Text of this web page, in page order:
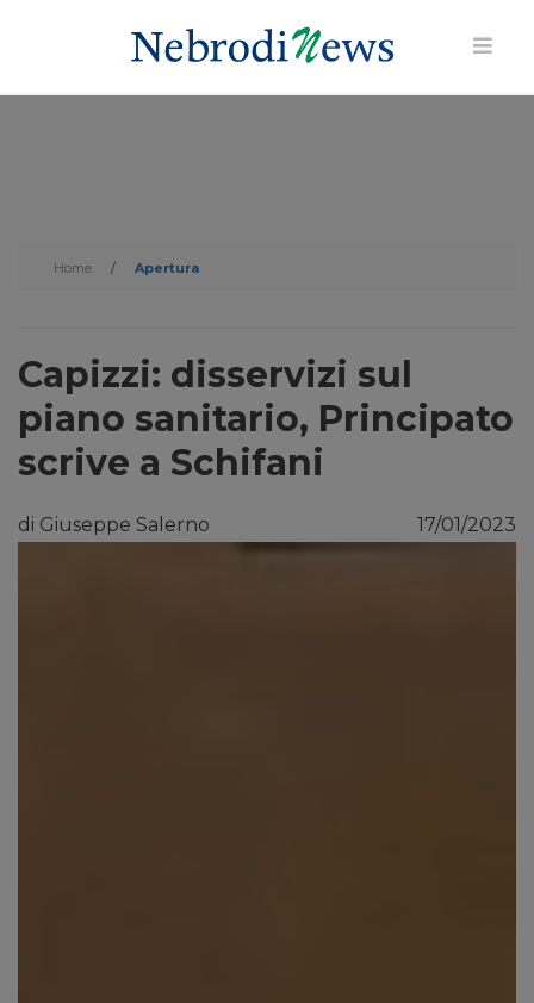
Home / Apertura
Capizzi: disservizi sul
piano sanitario, Principato
scrive a Schifani
di Giuseppe Salerno 17/01/2023